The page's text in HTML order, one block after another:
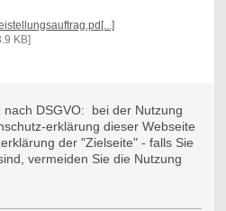
KB]
nach DSGVO: bei der Nutzung
erklärung dieser Webseite
der "Zielseite" - falls Sie
vermeiden Sie die Nutzung